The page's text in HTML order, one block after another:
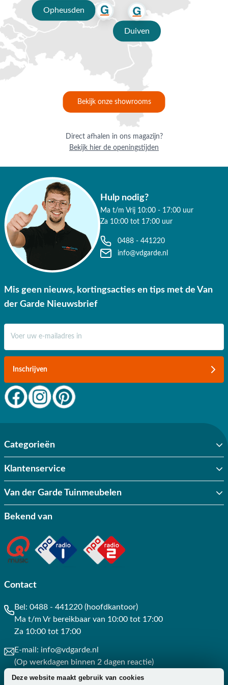
Deze website maakt gebruik van cookies
Opheusden
Duiven
Bekijk onze showrooms
Direct afhalen in ons magazijn?
Bekijk hier de openingstijden
Hulp nodig?
Ma t/m Vrij 10:00 - 17:00 uur
Za 10:00 tot 17:00 uur
0488 - 441220
info@vdgarde.nl
Mis geen nieuws, kortingsacties en tips met de Van
der Garde Nieuwsbrief
Inschrijven
Categorieën
Klantenservice
Van der Garde Tuinmeubelen
Bekend van
Contact
Bel: 0488 - 441220 (hoofdkantoor)
Ma t/m Vr bereikbaar van 10:00 tot 17:00
Za 10:00 tot 17:00
E-mail: info@vdgarde.nl
(Op werkdagen binnen 2 dagen reactie)
Whatsapp: 0488441220